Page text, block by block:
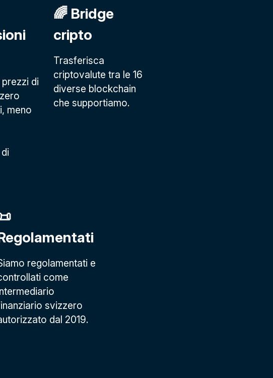
di
meno
🌈 Bridge
cripto
Trasferisca
criptovalute tra le 16
diverse blockchain
che supportiamo.
regolamentati e
come
svizzero
dal 2019.